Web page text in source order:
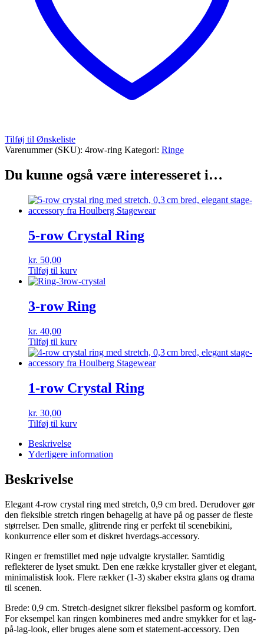
Tilføj til Ønskeliste
Varenummer (SKU): 4row-ring Kategori: Ringe
Du kunne også være interesseret i…
5-row Crystal Ring
kr. 50,00
Tilføj til kurv
3-row Ring
kr. 40,00
Tilføj til kurv
1-row Crystal Ring
kr. 30,00
Tilføj til kurv
Beskrivelse
Yderligere information
Beskrivelse
Elegant 4-row crystal ring med stretch, 0,9 cm bred. Derudover gør
den fleksible stretch ringen behagelig at have på og passer de fleste
størrelser. Den smalle, glitrende ring er perfekt til scenebikini,
konkurrence eller som et diskret hverdags-accessory.
Ringen er fremstillet med nøje udvalgte krystaller. Samtidig
reflekterer de lyset smukt. Den ene række krystaller giver et elegant,
minimalistisk look. Flere rækker (1‑3) skaber ekstra glans og drama
til scenen.
Brede: 0,9 cm. Stretch-designet sikrer fleksibel pasform og komfort.
For eksempel kan ringen kombineres med andre smykker for et lag-
på-lag-look, eller bruges alene som et statement-accessory. Den